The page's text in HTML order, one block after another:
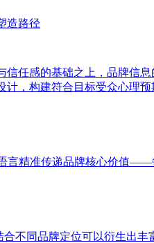
造路径
信任感的基础之上，品牌信
，构建符合目标受众心理预
言精准传递品牌核心价值——
不同品牌定位可以衍生出